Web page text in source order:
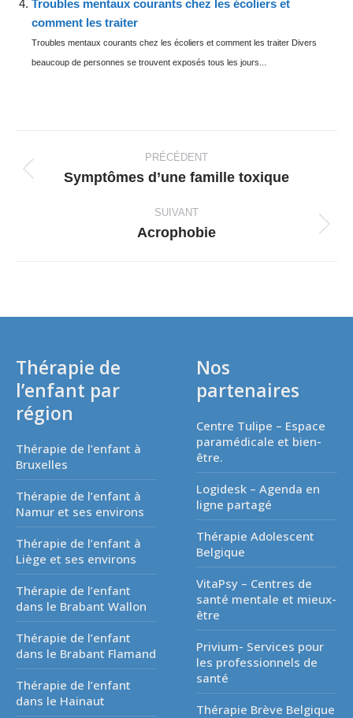
Troubles mentaux courants chez les écoliers et
comment les traiter
Troubles mentaux courants chez les écoliers et comment les traiter Divers
beaucoup de personnes se trouvent exposés tous les jours...
article
PRÉCÉDENT
Article
:
Symptômes d’une famille toxique
SUIVANT
Article
Acrophobie
Thérapie de
l’enfant par
région
Thérapie de l’enfant à
Bruxelles
Thérapie de l’enfant à
Namur et ses environs
Thérapie de l’enfant à
Liège et ses environs
Thérapie de l’enfant
dans le Brabant Wallon
Thérapie de l’enfant
dans le Brabant Flamand
Thérapie de l’enfant
dans le Hainaut
Nos
partenaires
Centre Tulipe – Espace
paramédicale et bien-
être.
Logidesk – Agenda en
ligne partagé
Thérapie Adolescent
Belgique
VitaPsy – Centres de
santé mentale et mieux-
être
Privium- Services pour
les professionnels de
santé
Thérapie Brève Belgique